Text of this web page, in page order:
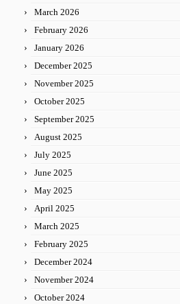
March 2026
February 2026
January 2026
December 2025
November 2025
October 2025
September 2025
August 2025
July 2025
June 2025
May 2025
April 2025
March 2025
February 2025
December 2024
November 2024
October 2024